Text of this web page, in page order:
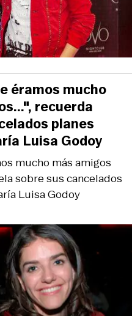
mucho más amigos
sobre sus cancelados
Luisa Godoy
éramos mucho
recuerda
planes
Luisa Godoy